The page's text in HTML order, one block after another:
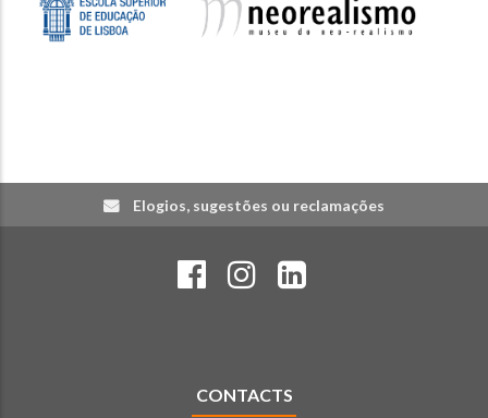
Elogios, sugestões ou reclamações
CONTACTS